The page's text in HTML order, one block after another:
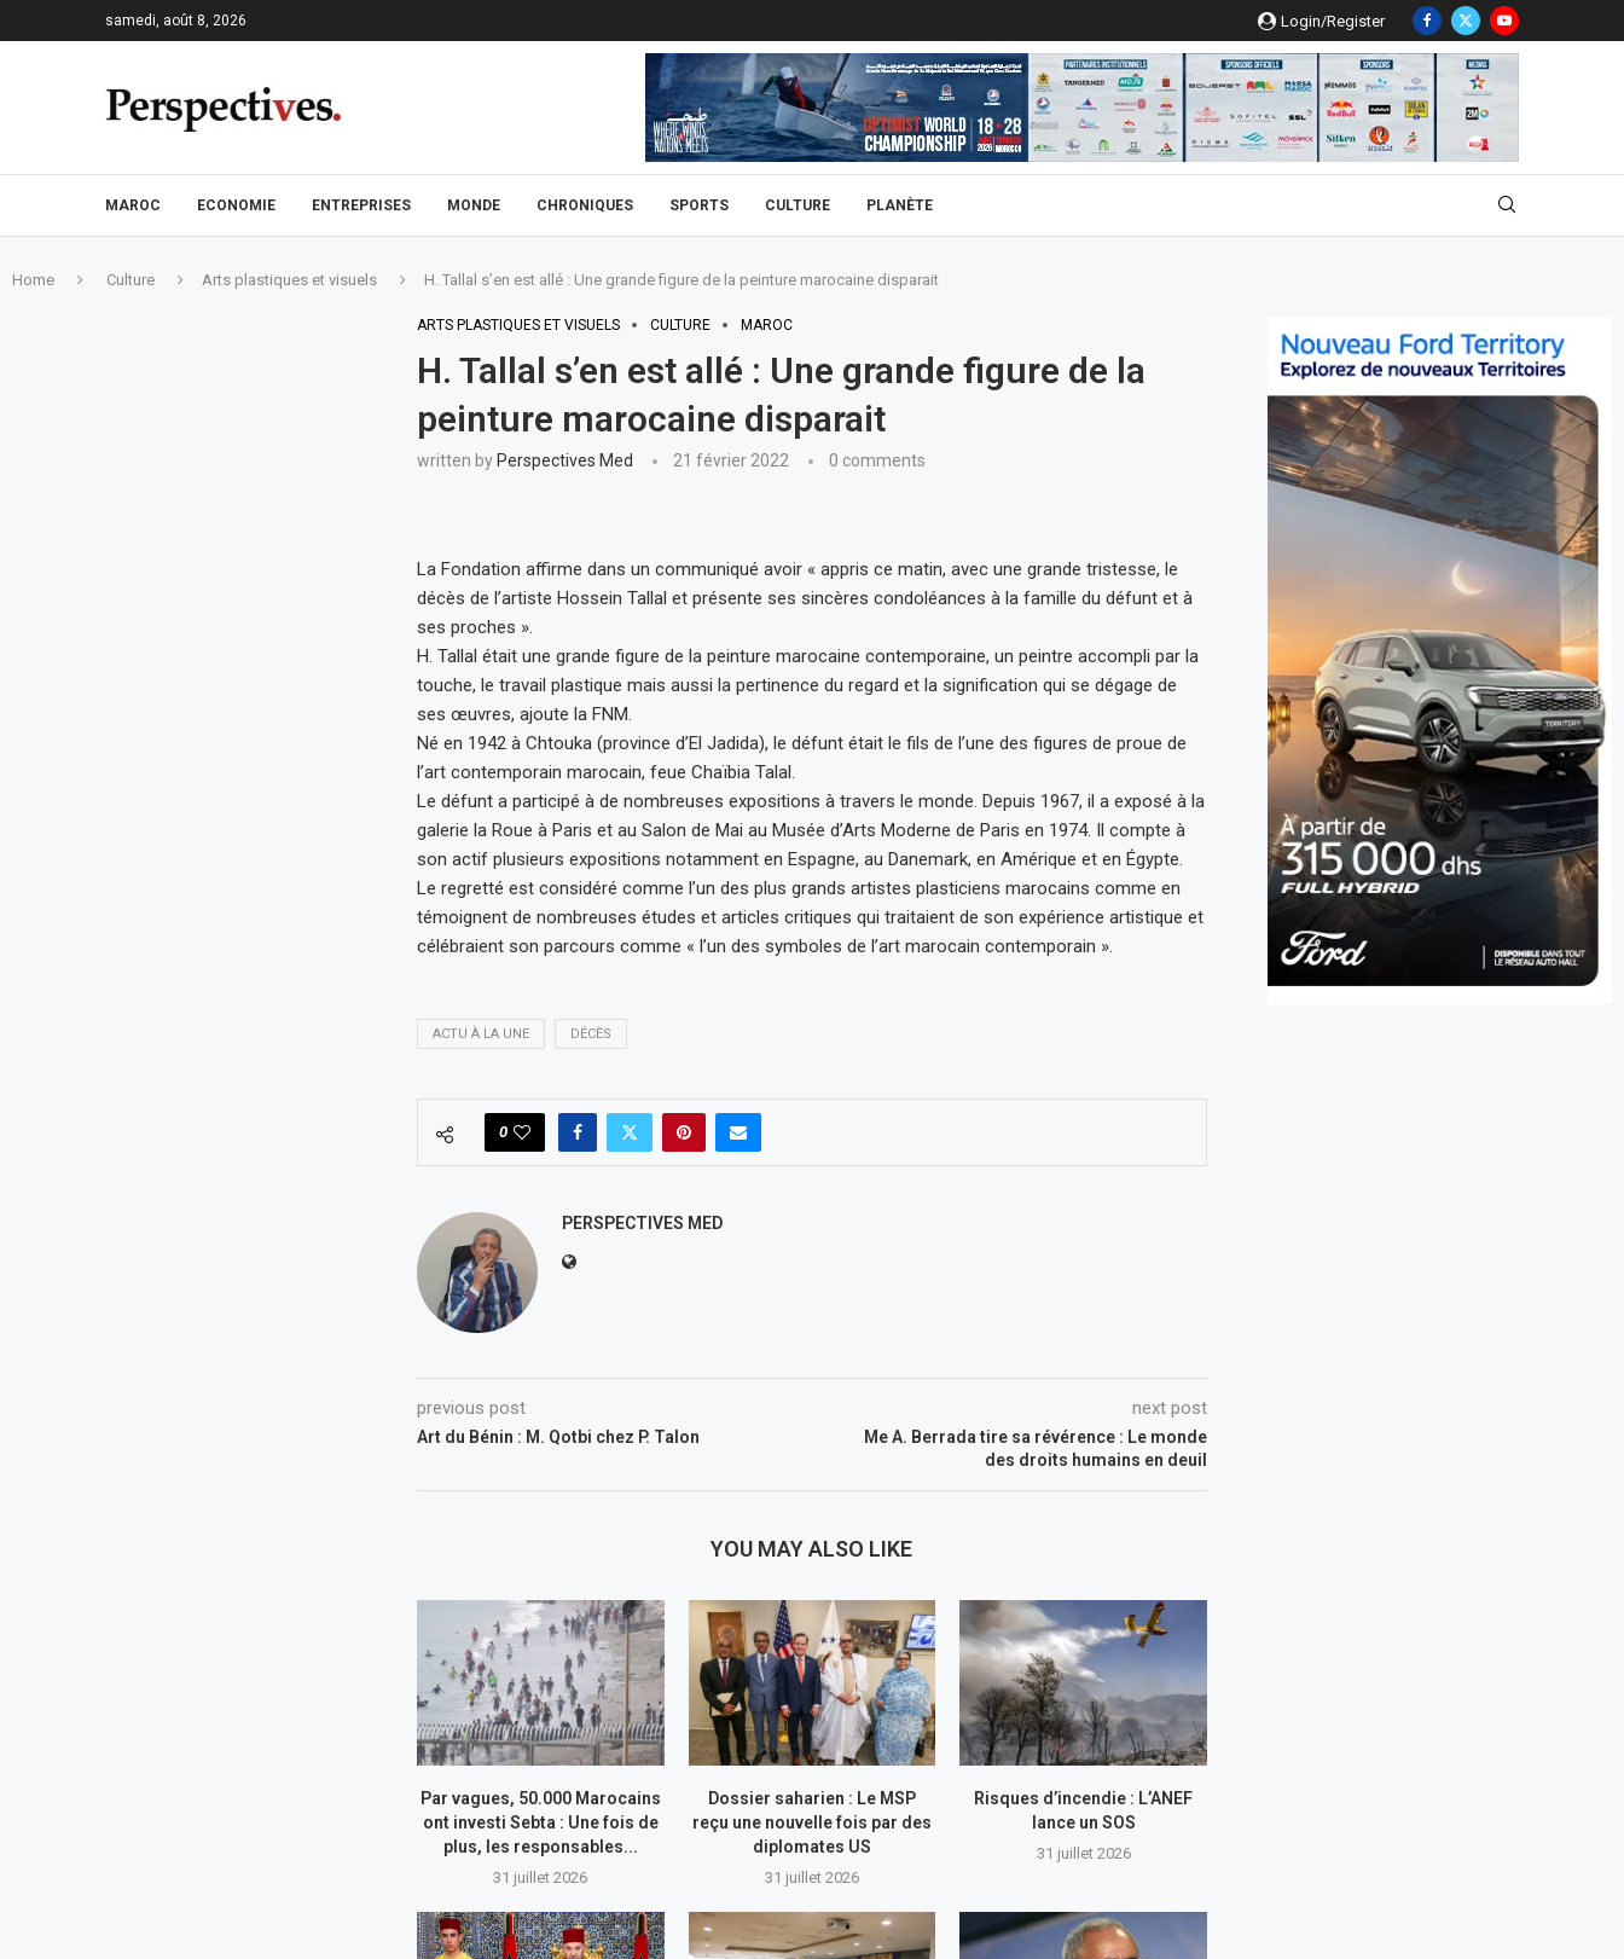
samedi, août 8, 2026 Login/Register
MAROC ECONOMIE ENTREPRISES MONDE CHRONIQUES SPORTS CULTURE PLANÈTE
Home Culture Arts plastiques et visuels H. Tallal s’en est allé : Une grande figure de la peinture marocaine disparait
ARTS PLASTIQUES ET VISUELS CULTURE MAROC
H. Tallal s’en est allé : Une grande figure de la
peinture marocaine disparait
written by Perspectives Med 21 février 2022 0 comments
La Fondation affirme dans un communiqué avoir « appris ce matin, avec une grande tristesse, le
décès de l’artiste Hossein Tallal et présente ses sincères condoléances à la famille du défunt et à
ses proches ».
H. Tallal était une grande figure de la peinture marocaine contemporaine, un peintre accompli par la
touche, le travail plastique mais aussi la pertinence du regard et la signification qui se dégage de
ses œuvres, ajoute la FNM.
Né en 1942 à Chtouka (province d’El Jadida), le défunt était le fils de l’une des figures de proue de
l’art contemporain marocain, feue Chaïbia Talal.
Le défunt a participé à de nombreuses expositions à travers le monde. Depuis 1967, il a exposé à la
galerie la Roue à Paris et au Salon de Mai au Musée d’Arts Moderne de Paris en 1974. Il compte à
son actif plusieurs expositions notamment en Espagne, au Danemark, en Amérique et en Égypte.
Le regretté est considéré comme l’un des plus grands artistes plasticiens marocains comme en
témoignent de nombreuses études et articles critiques qui traitaient de son expérience artistique et
célébraient son parcours comme « l’un des symboles de l’art marocain contemporain ».
ACTU À LA UNE DÉCÈS
0
PERSPECTIVES MED
previous post
Art du Bénin : M. Qotbi chez P. Talon
next post
Me A. Berrada tire sa révérence : Le monde
des droits humains en deuil
YOU MAY ALSO LIKE
Par vagues, 50.000 Marocains
ont investi Sebta : Une fois de
plus, les responsables...
31 juillet 2026
Dossier saharien : Le MSP
reçu une nouvelle fois par des
diplomates US
31 juillet 2026
Risques d’incendie : L’ANEF
lance un SOS
31 juillet 2026